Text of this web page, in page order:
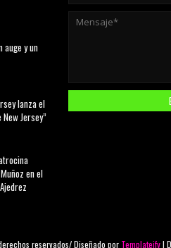
y un
lanza el
Jersey”
en el
reservados/ Diseñado por Templateify|